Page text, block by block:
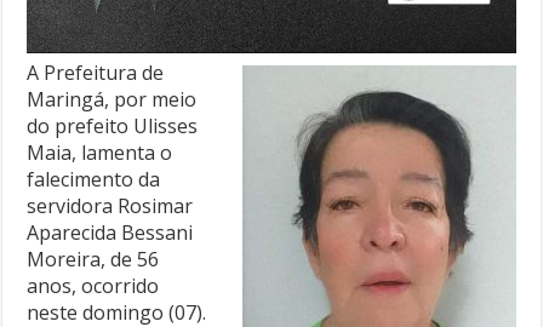
A Prefeitura de
Maringá, por meio
do prefeito Ulisses
Maia, lamenta o
falecimento da
servidora Rosimar
Aparecida Bessani
Moreira, de 56
anos, ocorrido
neste domingo (07).